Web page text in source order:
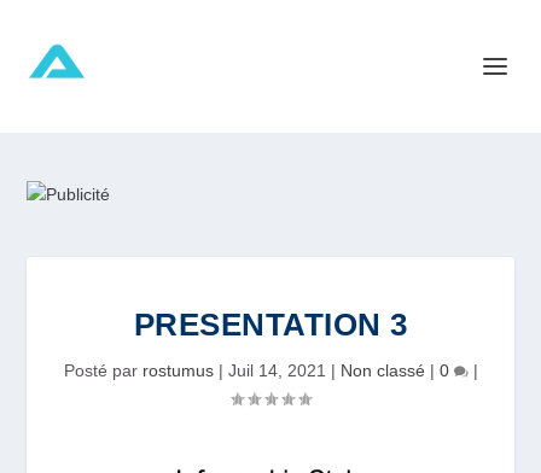
PRESENTATION 3
Posté par rostumus| Juil 14, 2021 | Non classé | 0 |